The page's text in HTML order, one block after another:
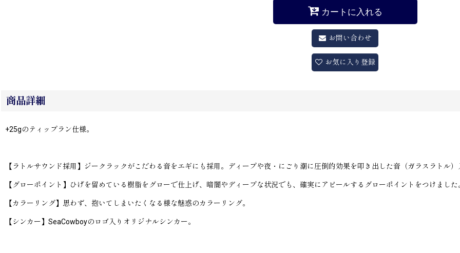
カートに入れる
お問い合わせ
お気に入り登録
商品詳細
+25gのティップラン仕様。
【ラトルサウンド採用】ジークラックがこだわる音をエギにも採用。ディープや夜・にごり潮に圧倒的効果を叩き出した音（ガラスラトル
【グローポイント】ひげを留めている樹脂をグローで仕上げ、暗闇やディープな状況でも、確実にアピールするグローポイントをつけました
【カラーリング】思わず、抱いてしまいたくなる様な魅惑のカラーリング。
【シンカー】SeaCowboyのロゴ入りオリジナルシンカー。